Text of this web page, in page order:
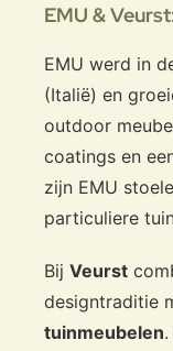
EMU &
EMU werd in
(Italië) en
outdoor
coatings en
zijn EMU
particuliere
Bij Veurst
designtraditie
tuinmeubelen